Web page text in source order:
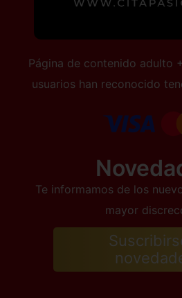
Página de contenido adulto
usuarios han reconocido
Te informamos de los
mayor